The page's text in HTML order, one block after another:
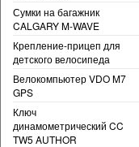
Сумки на багажник
CALGARY M-WAVE
Крепление-прицеп для
детского велосипеда
Велокомпьютер VDO M7
GPS
Ключ
динамометрический CC
TW5 AUTHOR